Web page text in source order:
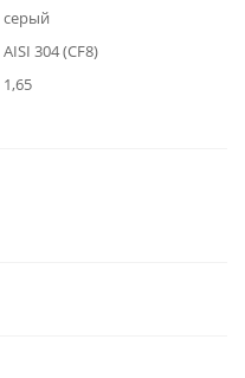
серый
AISI 304 (CF8)
1,65